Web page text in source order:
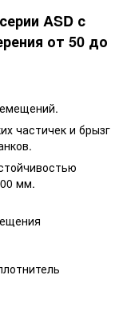
ASD с
от 50 до
частичек и брызг
мм.